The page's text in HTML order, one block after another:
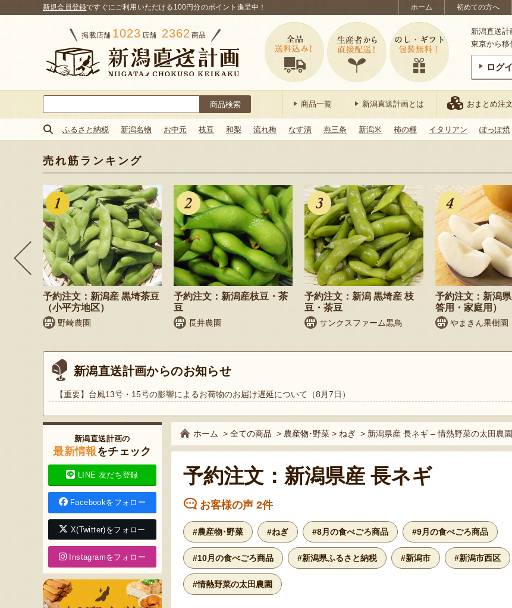
ホーム 初めての方へ
新規会員登録ですぐにご利用いただける100円分のポイント進呈中！
掲載店舗 1023 店舗 2362 商品
新潟直送計
東京から移
ログ
索:
商品一覧 新潟直送計画とは おまとめ注
ふるさと納税 新潟名物 お中元 枝豆 和梨 流れ梅 なす漬 燕三条 新潟米 柿の種 イタリアン ぽっぽ焼
売れ筋ランキング
予約注文：新潟産 黒埼茶豆
（小平方地区）
野崎農園
予約注文：新潟産枝豆・茶
豆
長井農園
予約注文：新潟 黒埼産 枝
豆・茶豆
サンクスファーム黒鳥
予約注文：新潟
答用・家庭用）
やまきん果樹園
新潟直送計画からのお知らせ
【重要】台風13号・15号の影響によるお荷物のお届け遅延について（8月7日）
ホーム > 全ての商品 > 農産物･野菜 > ねぎ > 新潟県産 長ネギ – 情熱野菜の太田農園
予約注文：新潟県産 長ネギ
お客様の声 2件
#農産物･野菜 #ねぎ #8月の食べごろ商品 #9月の食べごろ商品
#10月の食べごろ商品 #新潟県ふるさと納税 #新潟市 #新潟市西区
#情熱野菜の太田農園
新潟直送計画の
最新情報をチェック
LINE 友だち登録
Facebookをフォロー
X(Twitter)をフォロー
Instagramをフォロー